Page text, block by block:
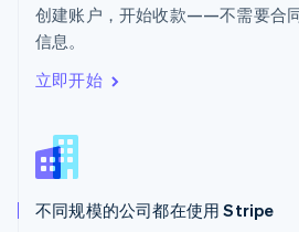
创建账户，开始收款——不需要合
信息。
立即开始
不同规模的公司都在使用 Stripe
English
西班牙
Español
新加坡
新西兰
English
匈牙利
English